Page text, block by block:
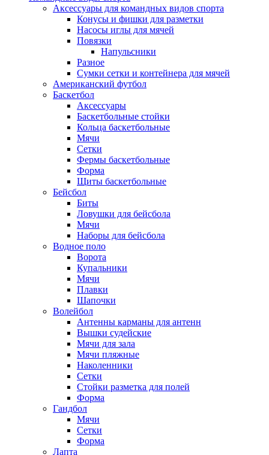
Аксессуары для командных видов спорта
Конусы и фишки для разметки
Насосы иглы для мячей
Повязки
Напульсники
Разное
Сумки сетки и контейнера для мячей
Американский футбол
Баскетбол
Аксессуары
Баскетбольные стойки
Кольца баскетбольные
Мячи
Сетки
Фермы баскетбольные
Форма
Щиты баскетбольные
Бейсбол
Биты
Ловушки для бейсбола
Мячи
Наборы для бейсбола
Водное поло
Ворота
Купальники
Мячи
Плавки
Шапочки
Волейбол
Антенны карманы для антенн
Вышки судейские
Мячи для зала
Мячи пляжные
Наколенники
Сетки
Стойки разметка для полей
Форма
Гандбол
Мячи
Сетки
Форма
Лапта